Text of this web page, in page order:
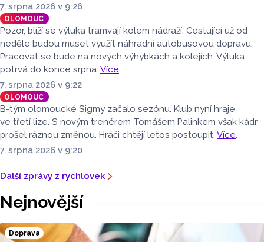
7. srpna 2026 v 9:26
OLOMOUC
Pozor, blíží se výluka tramvají kolem nádraží. Cestující už od
neděle budou muset využít náhradní autobusovou dopravu.
Pracovat se bude na nových výhybkách a kolejích. Výluka
potrvá do konce srpna. Více.
7. srpna 2026 v 9:22
OLOMOUC
B-tým olomoucké Sigmy začalo sezónu. Klub nyní hraje
ve třetí lize. S novým trenérem Tomášem Palinkem však kádr
prošel ráznou změnou. Hráči chtějí letos postoupit. Více.
7. srpna 2026 v 9:20
Další zprávy z rychlovek
Nejnovější
Doprava